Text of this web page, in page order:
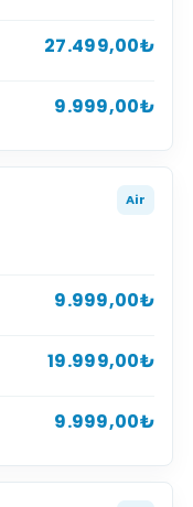
27.499,00₺
9.999,00₺
Air
9.999,00₺
19.999,00₺
9.999,00₺